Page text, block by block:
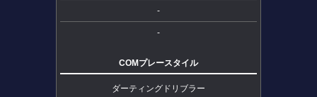
-
-
COMプレースタイル
ダーティングドリブラー